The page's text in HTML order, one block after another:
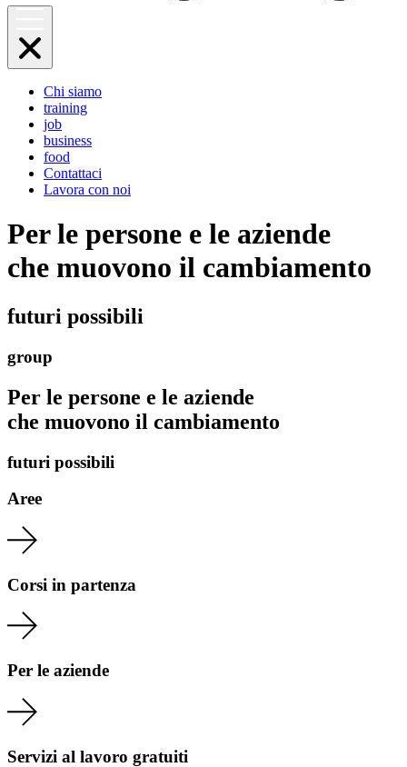
Chi siamo
training
job
business
food
Contattaci
Lavora con noi
Per le persone e le aziende
che muovono il cambiamento
futuri possibili
group
Per le persone e le aziende
che muovono il cambiamento
futuri possibili
Aree
Corsi in partenza
Per le aziende
Servizi al lavoro gratuiti